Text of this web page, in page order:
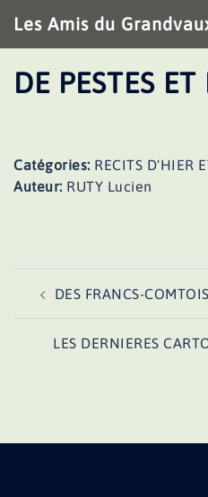
au
contenu
Les Amis du
DE PESTES
Catégories: RECITS D'HIER
Auteur: RUTY Lucien
d’article
DES FRANCS-
LES DERNIERES